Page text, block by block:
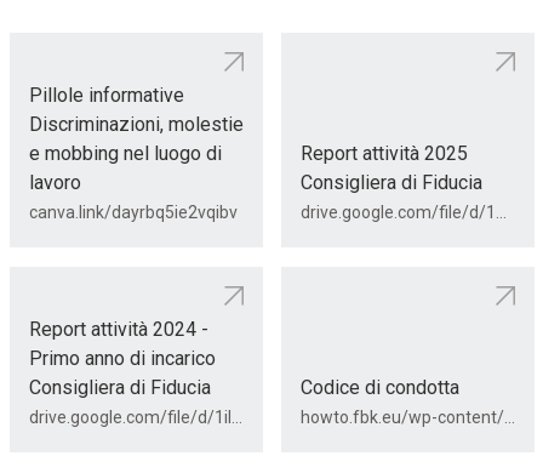
Pillole informative
Discriminazioni, molestie
e mobbing nel luogo di
lavoro
canva.link/dayrbq5ie2vqibv
Report attività 2025
Consigliera di Fiducia
Report attività 2024 -
Primo anno di incarico
Consigliera di Fiducia
Codice di condotta
howto.fbk.eu/wp-content/uploads/2026/03/Codicedicondottaperlaprevenzioneeilcontrastodidiscriminazionimolestieemobbing_2026.pdf